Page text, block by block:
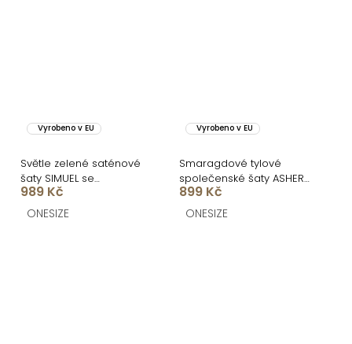
Vyrobeno v EU
Světle zelené saténové
šaty SIMUEL se
šněrováním
989 Kč
ONESIZE
Vyrobeno v EU
Smaragdové tylové
společenské šaty ASHER
s dlouhým rukávem
899 Kč
ONESIZE